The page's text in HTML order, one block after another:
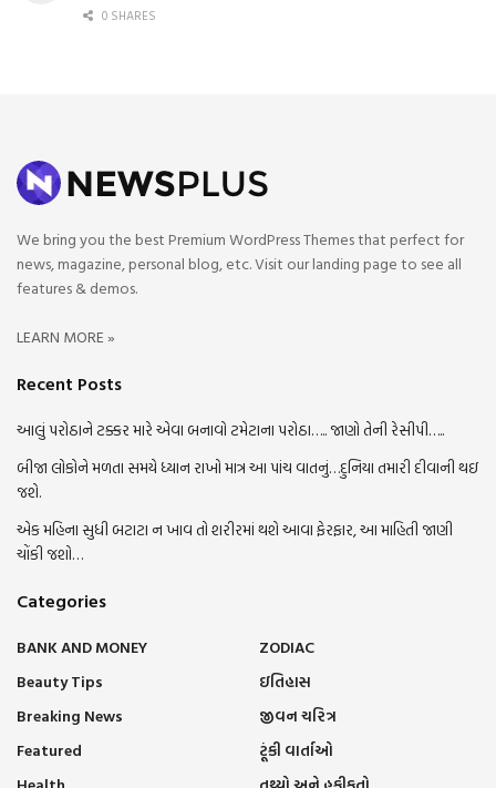
0 SHARES
We bring you the best Premium WordPress Themes that perfect for
news, magazine, personal blog, etc. Visit our landing page to see all
features & demos.
LEARN MORE »
Recent Posts
આલું પરોઠાને ટક્કર મારે એવા બનાવો ટમેટાના પરોઠા….. જાણો તેની રેસીપી…..
બીજા લોકોને મળતા સમયે ધ્યાન રાખો માત્ર આ પાંચ વાતનું…દુનિયા તમારી દીવાની થઇ
જશે.
એક મહિના સુધી બટાટા ન ખાવ તો શરીરમાં થશે આવા ફેરફાર, આ માહિતી જાણી
ચોંકી જશો…
Categories
BANK AND MONEY
Beauty Tips
Breaking News
Featured
ZODIAC
ઇતિહાસ
જીવન ચરિત્ર
ટૂંકી વાર્તાઓ